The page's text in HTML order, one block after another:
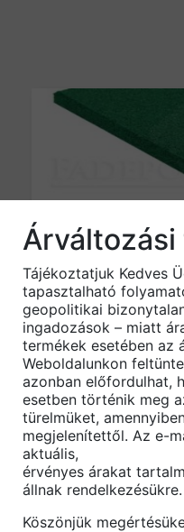
Normál
Tájékoztatjuk Kedves
tapasztalható
geopolitikai
ingadozások – miatt
termékek esetében az
Weboldalunkon
azonban előfordulhat,
esetben történik meg
türelmüket,
megjelenítettől. Az e-
aktuális,
érvényes árakat
állnak rendelkezésükre.
Köszönjük